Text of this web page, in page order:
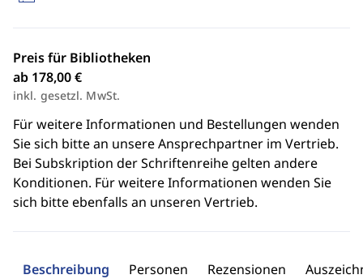
Preis für Bibliotheken
ab 178,00 €
inkl. gesetzl. MwSt.
Für weitere Informationen und Bestellungen wenden
Sie sich bitte an unsere Ansprechpartner im Vertrieb.
Bei Subskription der Schriftenreihe gelten andere
Konditionen. Für weitere Informationen wenden Sie
sich bitte ebenfalls an unseren Vertrieb.
Beschreibung Personen Rezensionen